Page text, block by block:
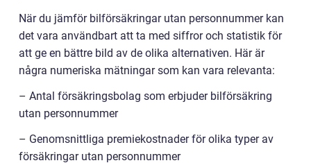
När du jämför bilförsäkringar utan personnummer kan
det vara användbart att ta med siffror och statistik för
att ge en bättre bild av de olika alternativen. Här är
några numeriska mätningar som kan vara relevanta:
– Antal försäkringsbolag som erbjuder bilförsäkring
utan personnummer
– Genomsnittliga premiekostnader för olika typer av
försäkringar utan personnummer